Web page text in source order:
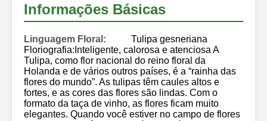
Informações Básicas
Linguagem Floral:
Tulipa gesneriana
Floriografia:Inteligente, calorosa e atenciosa A
Tulipa, como flor nacional do reino floral da
Holanda e de vários outros países, é a “rainha das
flores do mundo”. As tulipas têm caules altos e
fortes, e as cores das flores são lindas. Com o
formato da taça de vinho, as flores ficam muito
elegantes. Quando você estiver no campo de flores